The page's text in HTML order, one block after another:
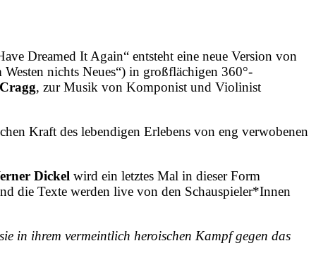
Dreamed It Again“ entsteht eine neue Version von
nichts Neues“) in großflächigen 360°-
, zur Musik von Komponist und Violinist
Kraft des lebendigen Erlebens von eng verwobenen
Dickel wird ein letztes Mal in dieser Form
die Texte werden live von den Schauspieler*Innen
in ihrem vermeintlich heroischen Kampf gegen das